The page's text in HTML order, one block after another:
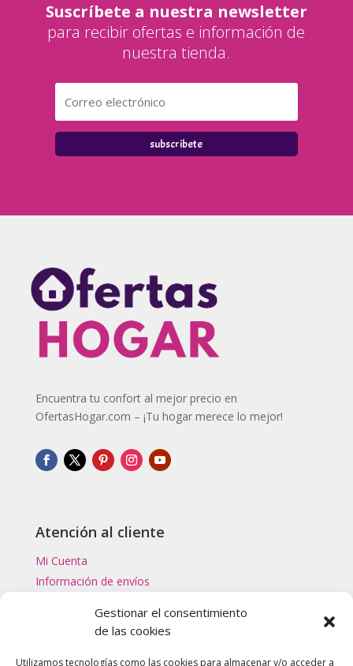
Gestionar el consentimiento
de las cookies
Utilizamos tecnologías como las cookies para almacenar y/o acceder a
Suscríbete a nuestra newsletter
para recibir ofertas e información de
nuestra tienda.
subscribete
Encuentra tu confort al mejor precio en
OfertasHogar.com – ¡Tu hogar merece lo mejor!
Atención al cliente
Mi Cuenta
Información de envíos
Categorías Top